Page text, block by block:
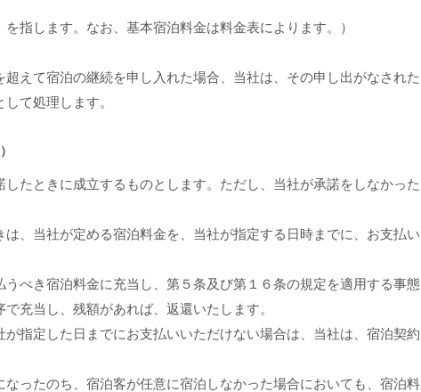
指します。なお、基本宿泊料金は料金表によります。）
えて宿泊の継続を申し入れた場合、当社は、その申し出がなされた
て処理します。
たときに成立するものとします。ただし、当社が承諾をしなかった
、当社が定める宿泊料金を、当社が指定する日時までに、お支払い
べき宿泊料金に充当し、第５条及び第１６条の規定を適用する事態
充当し、残額があれば、返還いたします。
指定した日までにお支払いいただけない場合は、当社は、宿泊契約
ったのち、宿泊客が任意に宿泊しなかった場合においても、宿泊料